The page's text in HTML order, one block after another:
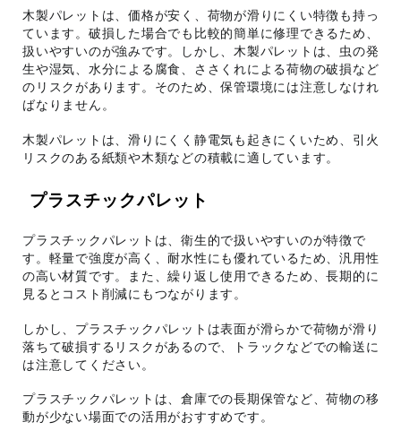
木製パレットは、価格が安く、荷物が滑りにくい特徴も持っ
ています。破損した場合でも比較的簡単に修理できるため、
扱いやすいのが強みです。しかし、木製パレットは、虫の発
生や湿気、水分による腐食、ささくれによる荷物の破損など
のリスクがあります。そのため、保管環境には注意しなけれ
ばなりません。
木製パレットは、滑りにくく静電気も起きにくいため、引火
リスクのある紙類や木類などの積載に適しています。
プラスチックパレット
プラスチックパレットは、衛生的で扱いやすいのが特徴で
す。軽量で強度が高く、耐水性にも優れているため、汎用性
の高い材質です。また、繰り返し使用できるため、長期的に
見るとコスト削減にもつながります。
しかし、プラスチックパレットは表面が滑らかで荷物が滑り
落ちて破損するリスクがあるので、トラックなどでの輸送に
は注意してください。
プラスチックパレットは、倉庫での長期保管など、荷物の移
動が少ない場面での活用がおすすめです。